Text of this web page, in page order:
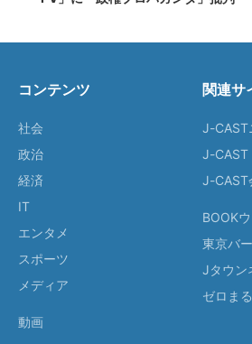
コンテンツ
社会
政治
経済
IT
エンタメ
スポーツ
メディア
動画
関連サ
J-CAST
J-CAST
J-CAST
BOOK
東京バ
Jタウン
ゼロまる